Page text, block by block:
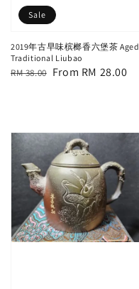
Sale
2019年古早味槟榔香六堡茶 Aged
Traditional Liubao
Regular
RM 38.00 Sale
From RM 28.00